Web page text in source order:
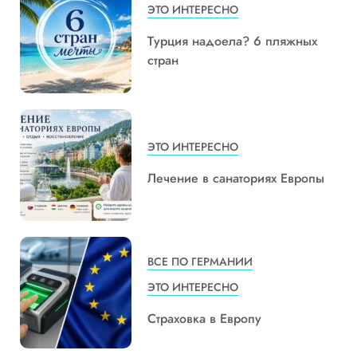
ЭТО ИНТЕРЕСНО
Турция надоела? 6 пляжных
стран
ЭТО ИНТЕРЕСНО
Лечение в санаториях Европы
ВСЕ ПО ГЕРМАНИИ
ЭТО ИНТЕРЕСНО
Страховка в Европу